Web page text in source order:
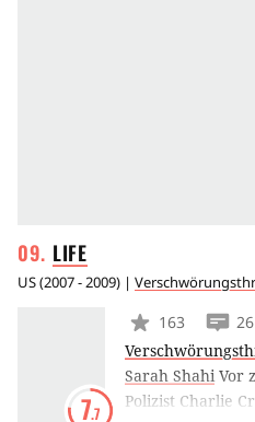
LIFE
US(2007 - 2009) |
7.7
163
26
Sarah Shahi Vor
Polizist Charlie